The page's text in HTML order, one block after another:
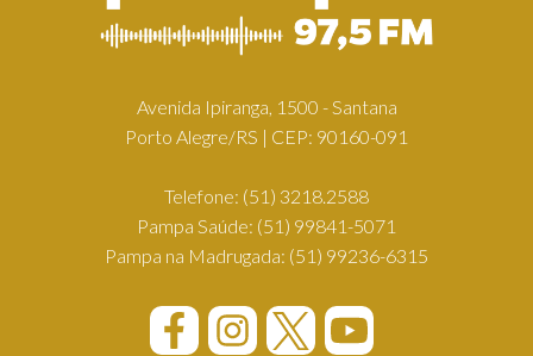
Avenida Ipiranga, 1500 - Santana
Porto Alegre/RS | CEP: 90160-091
Telefone: (51) 3218.2588
Pampa Saúde: (51) 99841-5071
Pampa na Madrugada: (51) 99236-6315